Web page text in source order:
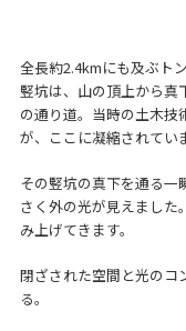
全長約2.4kmにも及ぶト
竪坑は、山の頂上から真
の通り道。当時の土木技
が、ここに凝縮されてい
その竪坑の真下を通る一
さく外の光が見えました
み上げてきます。
閉ざされた空間と光のコ
る。